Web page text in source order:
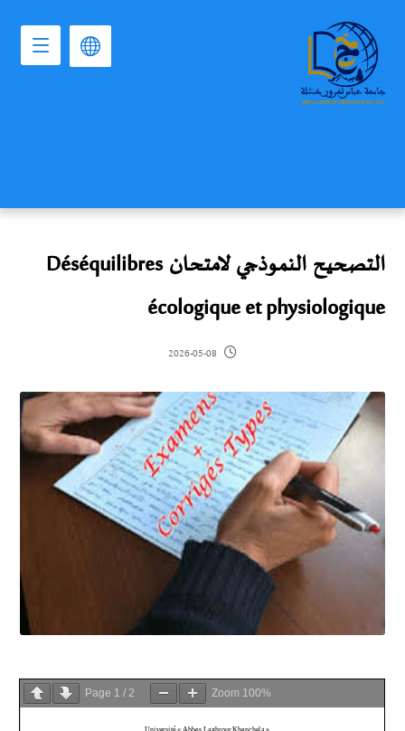
التصحيح النموذجي لامتحان Déséquilibres
écologique et physiologique
2026-05-08
Page 1 / 2 Zoom 100%